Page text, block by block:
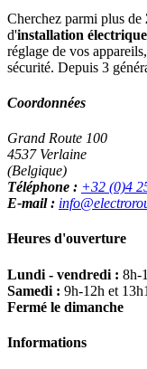
Cherchez parmi plus de
d'installation électrique
réglage de vos
sécurité. Depuis 3
Coordonnées
Grand Route 100
4537 Verlaine
(Belgique)
Téléphone : +32 (0)4
E-mail :
Heures d'ouverture
Lundi - vendredi : 8h-
Samedi : 9h-12h et
Fermé le dimanche
Informations